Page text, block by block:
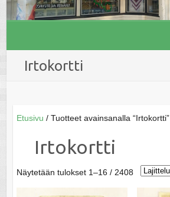
Irtokortti
Etusivu / Tuotteet avainsanalla “Irtokortti”
Irtokortti
Näytetään tulokset 1–16 / 2408